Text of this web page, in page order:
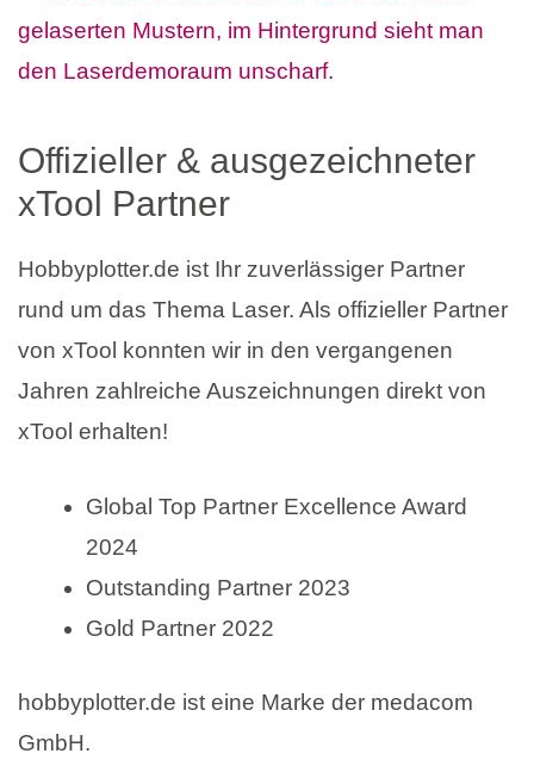
Offizieller & ausgezeichneter
xTool Partner
Hobbyplotter.de ist Ihr zuverlässiger Partner
rund um das Thema Laser. Als offizieller Partner
von xTool konnten wir in den vergangenen
Jahren zahlreiche Auszeichnungen direkt von
xTool erhalten!
Global Top Partner Excellence Award
2024
Outstanding Partner 2023
Gold Partner 2022
hobbyplotter.de ist eine Marke der medacom
GmbH.